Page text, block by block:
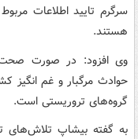
هستند.
وی افزود: در صورت صحت
حوادث مرگبار و غم انگیز
گروه‌های تروریستی است.
به گفته بیشاپ تلاش‌های